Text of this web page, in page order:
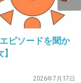
エピソードを聞か
2026年7月17日